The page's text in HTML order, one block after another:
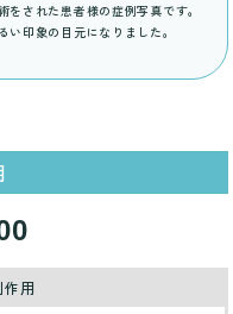
された患者様の症例写真です。
印象の目元になりました。
用